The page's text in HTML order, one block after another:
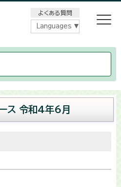
よくある質問
Languages
ス 令和4年6月